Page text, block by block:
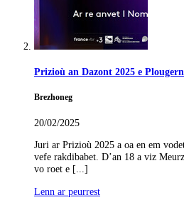
Prizioù an Dazont 2025 e
Brezhoneg
20/02/2025
Juri ar Prizioù 2025 a oa en em
vefe rakdibabet. D’an 18 a viz
vo roet e [...]
Lenn ar peurrest